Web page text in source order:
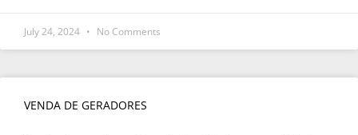
July 24, 2024 No Comments
VENDA DE GERADORES